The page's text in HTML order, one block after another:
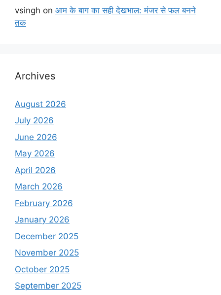
vsingh on आम के बाग का सही देखभाल: मंजर से फल बनने
तक
Archives
August 2026
July 2026
June 2026
May 2026
April 2026
March 2026
February 2026
January 2026
December 2025
November 2025
October 2025
September 2025